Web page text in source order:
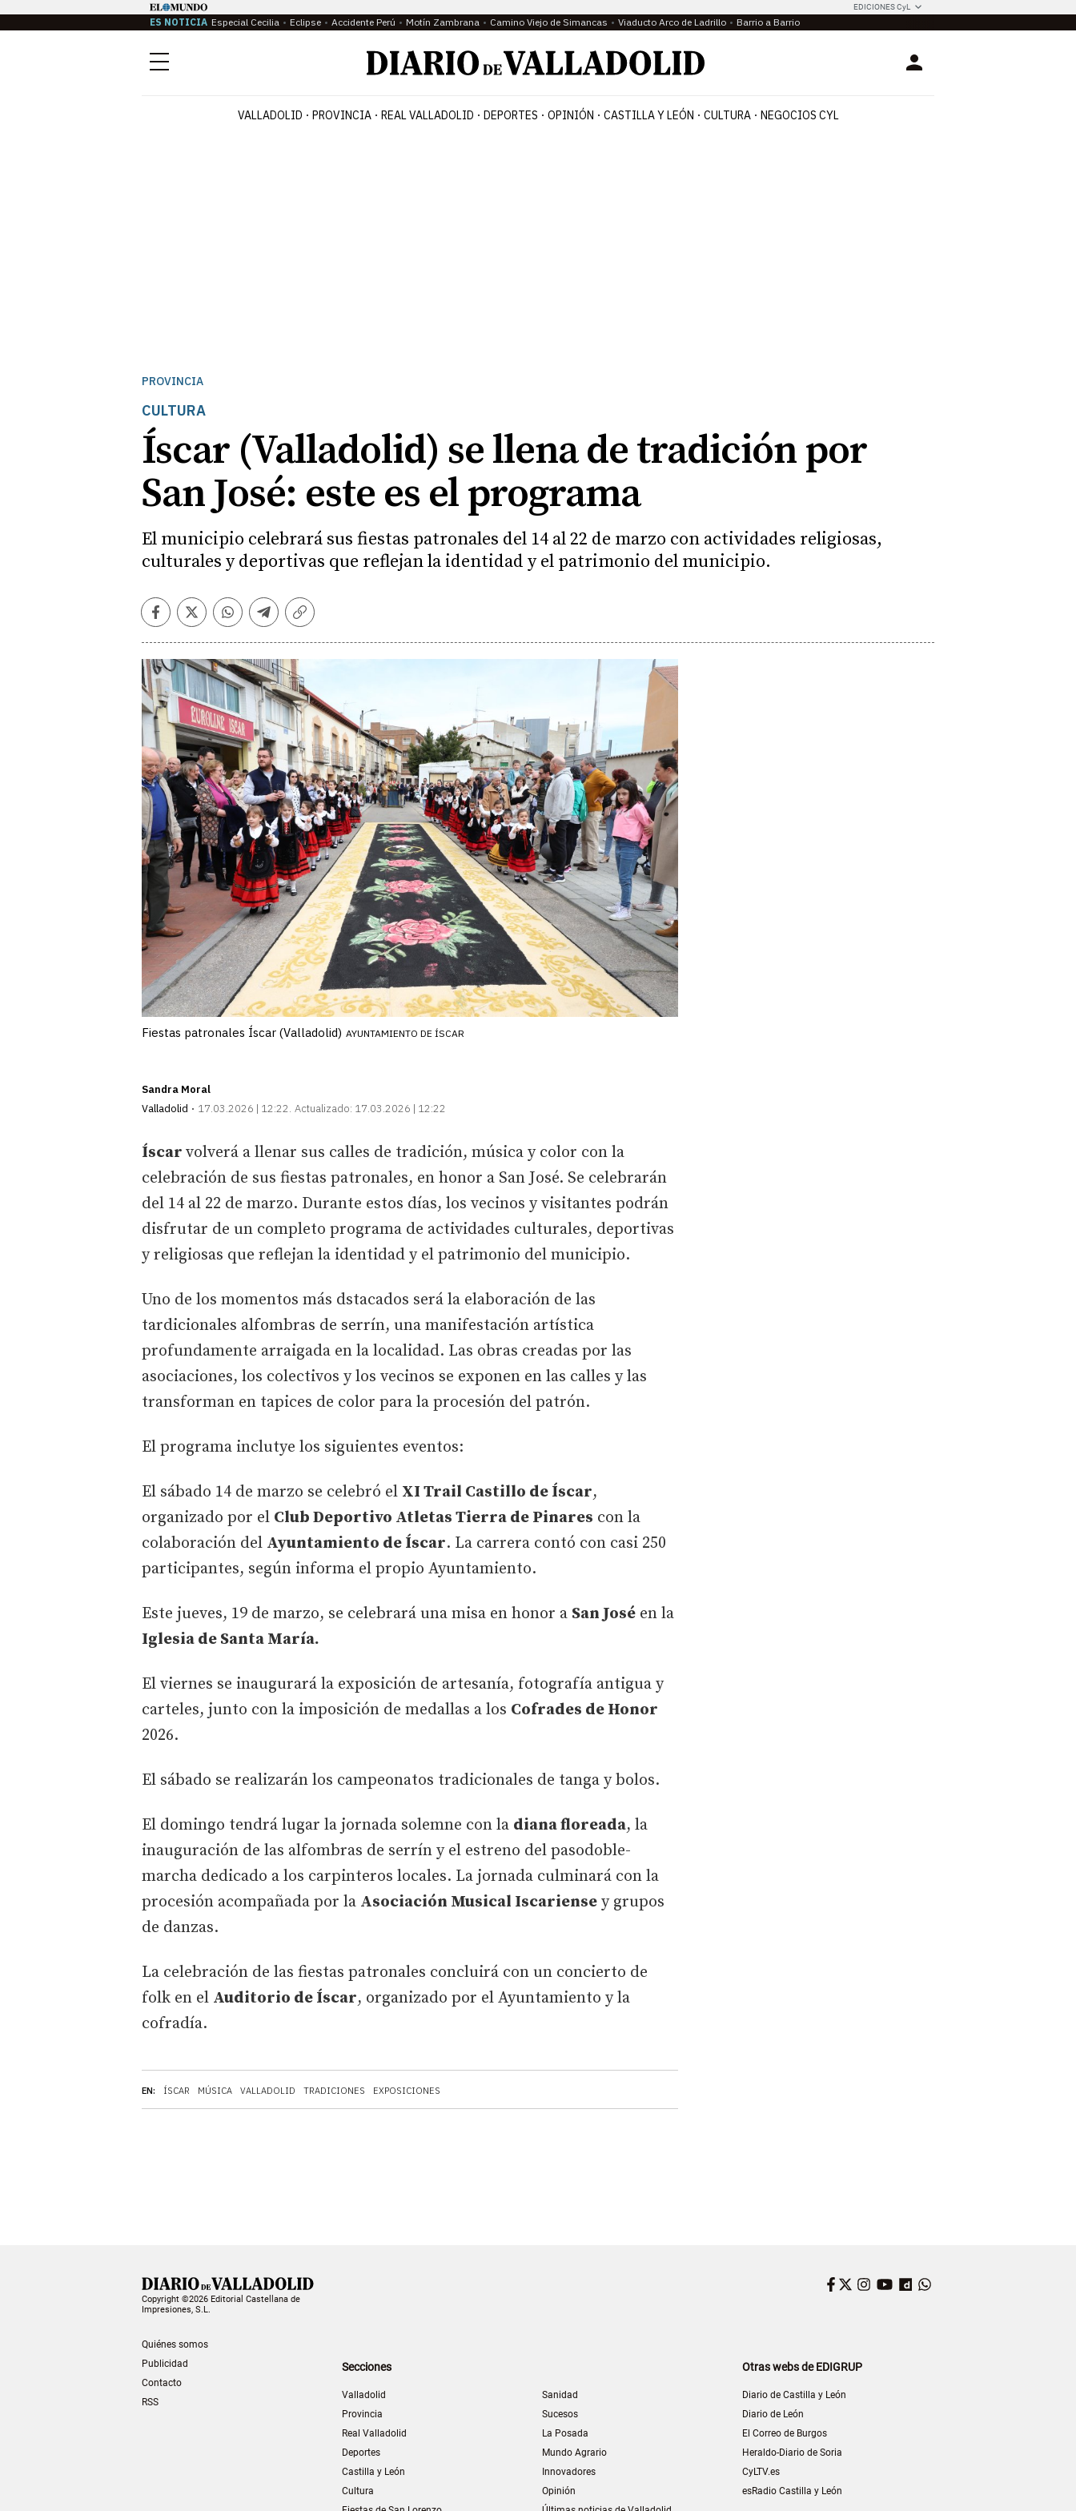
EDICIONES CyL
ES NOTICIA Especial Cecilia Eclipse Accidente Perú Motín Zambrana Camino Viejo de Simancas Viaducto Arco de Ladrillo Barrio a Barrio
Menú Login
VALLADOLID PROVINCIA REAL VALLADOLID DEPORTES OPINIÓN CASTILLA Y LEÓN CULTURA NEGOCIOS CYL
PROVINCIA
CULTURA
Íscar (Valladolid) se llena de tradición por
San José: este es el programa
El municipio celebrará sus fiestas patronales del 14 al 22 de marzo con actividades religiosas,
culturales y deportivas que reflejan la identidad y el patrimonio del municipio.
Facebook
TwitterWhatsapp
Telegram
Copiar
Fiestas patronales Íscar (Valladolid) AYUNTAMIENTO DE ÍSCAR
Sandra Moral
Valladolid
17.03.2026 | 12:22 Actualizado: 17.03.2026 | 12:22
EN: ÍSCAR MÚSICA VALLADOLID TRADICIONES EXPOSICIONES
Íscar volverá a llenar sus calles de tradición, música y color con la
celebración de sus fiestas patronales, en honor a San José. Se celebrarán
del 14 al 22 de marzo. Durante estos días, los vecinos y visitantes podrán
disfrutar de un completo programa de actividades culturales, deportivas
y religiosas que reflejan la identidad y el patrimonio del municipio.
Uno de los momentos más dstacados será la elaboración de las
tardicionales alfombras de serrín, una manifestación artística
profundamente arraigada en la localidad. Las obras creadas por las
asociaciones, los colectivos y los vecinos se exponen en las calles y las
transforman en tapices de color para la procesión del patrón.
El programa inclutye los siguientes eventos:
El sábado 14 de marzo se celebró el XI Trail Castillo de Íscar,
organizado por el Club Deportivo Atletas Tierra de Pinares con la
colaboración del Ayuntamiento de Íscar. La carrera contó con casi 250
participantes, según informa el propio Ayuntamiento.
Este jueves, 19 de marzo, se celebrará una misa en honor a San José en la
Iglesia de Santa María.
El viernes se inaugurará la exposición de artesanía, fotografía antigua y
carteles, junto con la imposición de medallas a los Cofrades de Honor
2026.
El sábado se realizarán los campeonatos tradicionales de tanga y bolos.
El domingo tendrá lugar la jornada solemne con la diana floreada, la
inauguración de las alfombras de serrín y el estreno del pasodoble-
marcha dedicado a los carpinteros locales. La jornada culminará con la
procesión acompañada por la Asociación Musical Iscariense y grupos
de danzas.
La celebración de las fiestas patronales concluirá con un concierto de
folk en el Auditorio de Íscar, organizado por el Ayuntamiento y la
cofradía.
Copyright ©2026 Editorial Castellana de
Impresiones, S.L.
Quiénes somos
Publicidad
Contacto
RSS
Facebook
Twitter
Instagram
YouTube
Dailymotion
Secciones
Valladolid
Provincia
Real Valladolid
Deportes
Castilla y León
Cultura
Sanidad
Sucesos
La Posada
Mundo Agrario
Innovadores
Opinión
Otras webs de EDIGRUP
Diario de Castilla y León
Diario de León
El Correo de Burgos
Heraldo-Diario de Soria
CyLTV.es
esRadio Castilla y León